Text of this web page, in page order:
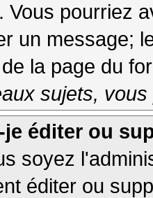
Vous pourriez
un message;
la page du
sujets,
éditer ou
soyez
éditer ou